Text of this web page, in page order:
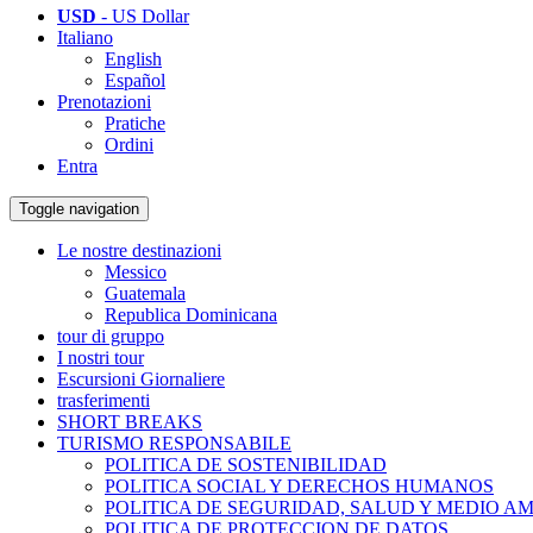
USD - US Dollar
Italiano
English
Español
Prenotazioni
Pratiche
Ordini
Entra
Toggle navigation
Le nostre destinazioni
Messico
Guatemala
Republica Dominicana
tour di gruppo
I nostri tour
Escursioni Giornaliere
trasferimenti
SHORT BREAKS
TURISMO RESPONSABILE
POLITICA DE SOSTENIBILIDAD
POLITICA SOCIAL Y DERECHOS HUMANOS
POLITICA DE SEGURIDAD, SALUD Y MEDIO
POLITICA DE PROTECCION DE DATOS